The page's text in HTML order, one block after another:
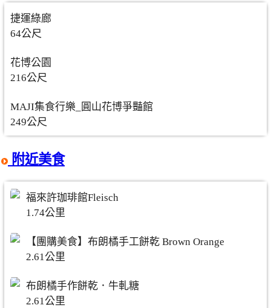
捷運綠廊
64公尺
花博公園
216公尺
MAJI集食行樂_圓山花博爭豔館
249公尺
附近美食
福來許珈琲館Fleisch
1.74公里
【團購美食】布朗橘手工餅乾 Brown Orange
2.61公里
布朗橘手作餅乾．牛軋糖
2.61公里